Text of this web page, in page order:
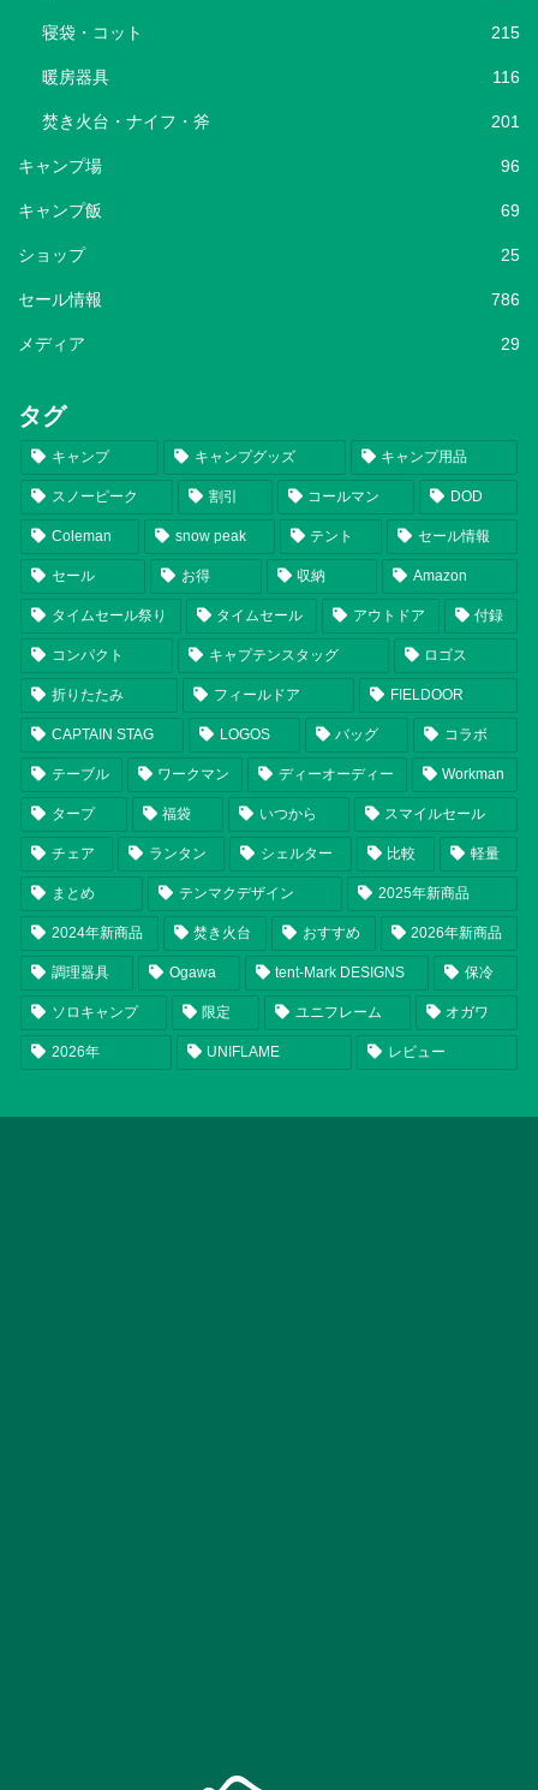
寝袋・コット 215
暖房器具 116
焚き火台・ナイフ・斧 201
キャンプ場 96
キャンプ飯 69
ショップ 25
セール情報 786
メディア 29
タグ
キャンプ キャンプグッズ キャンプ用品
スノーピーク 割引 コールマン DOD
Coleman snow peak テント セール情報
セール お得 収納 Amazon
タイムセール祭り タイムセール アウトドア 付録
コンパクト キャプテンスタッグ ロゴス
折りたたみ フィールドア FIELDOOR
CAPTAIN STAG LOGOS バッグ コラボ
テーブル ワークマン ディーオーディー Workman
タープ 福袋 いつから スマイルセール
チェア ランタン シェルター 比較 軽量
まとめ テンマクデザイン 2025年新商品
2024年新商品 焚き火台 おすすめ 2026年新商品
調理器具 Ogawa tent-Mark DESIGNS 保冷
ソロキャンプ 限定 ユニフレーム オガワ
2026年 UNIFLAME レビュー